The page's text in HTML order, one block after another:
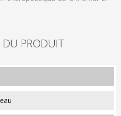
DU PRODUIT